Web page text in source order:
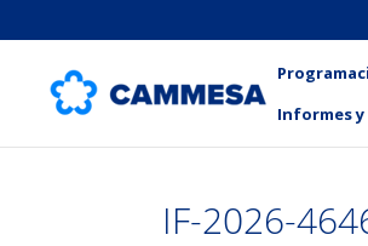
Informes
IF-2026-